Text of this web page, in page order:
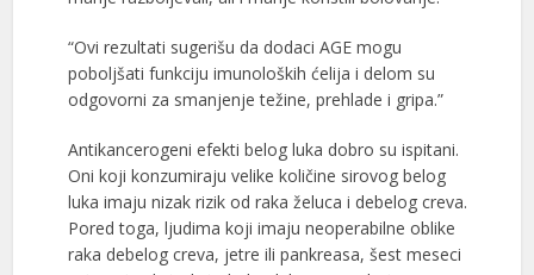
“Ovi rezultati sugerišu da dodaci AGE mogu
poboljšati funkciju imunoloških ćelija i delom su
odgovorni za smanjenje težine, prehlade i gripa.”
Antikancerogeni efekti belog luka dobro su ispitani.
Oni koji konzumiraju velike količine sirovog belog
luka imaju nizak rizik od raka želuca i debelog creva.
Pored toga, ljudima koji imaju neoperabilne oblike
raka debelog creva, jetre ili pankreasa, šest meseci